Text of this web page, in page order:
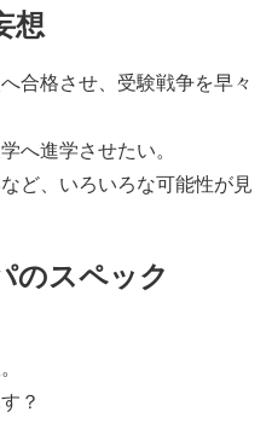
想
合格させ、受験戦争を早々
へ進学させたい。
ど、いろいろな可能性が見
のスペック
？